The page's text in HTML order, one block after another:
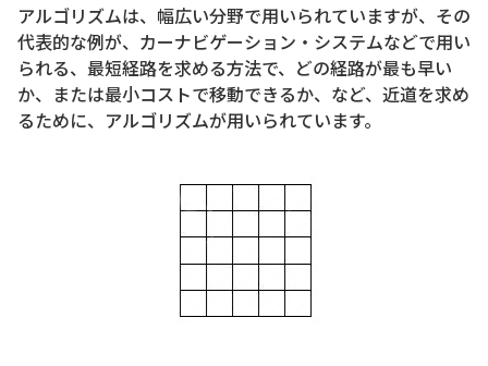
アルゴリズムは、幅広い分野で用いられていますが、その
代表的な例が、カーナビゲーション・システムなどで用い
られる、最短経路を求める方法で、どの経路が最も早い
か、または最小コストで移動できるか、など、近道を求め
るために、アルゴリズムが用いられています。